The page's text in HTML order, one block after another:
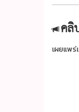
คลิ
เผยแพร่